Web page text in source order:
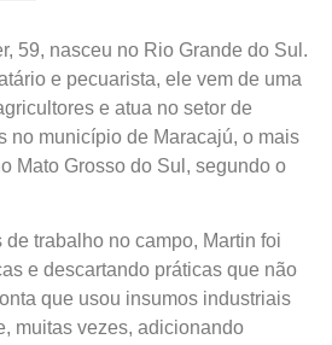
59, nasceu no Rio Grande do Sul.
e pecuarista, ele vem de uma
e atua no setor de
no município de Maracajú, o mais
Mato Grosso do Sul, segundo o
trabalho no campo, Martin foi
e descartando práticas que não
que usou insumos industriais
muitas vezes, adicionando